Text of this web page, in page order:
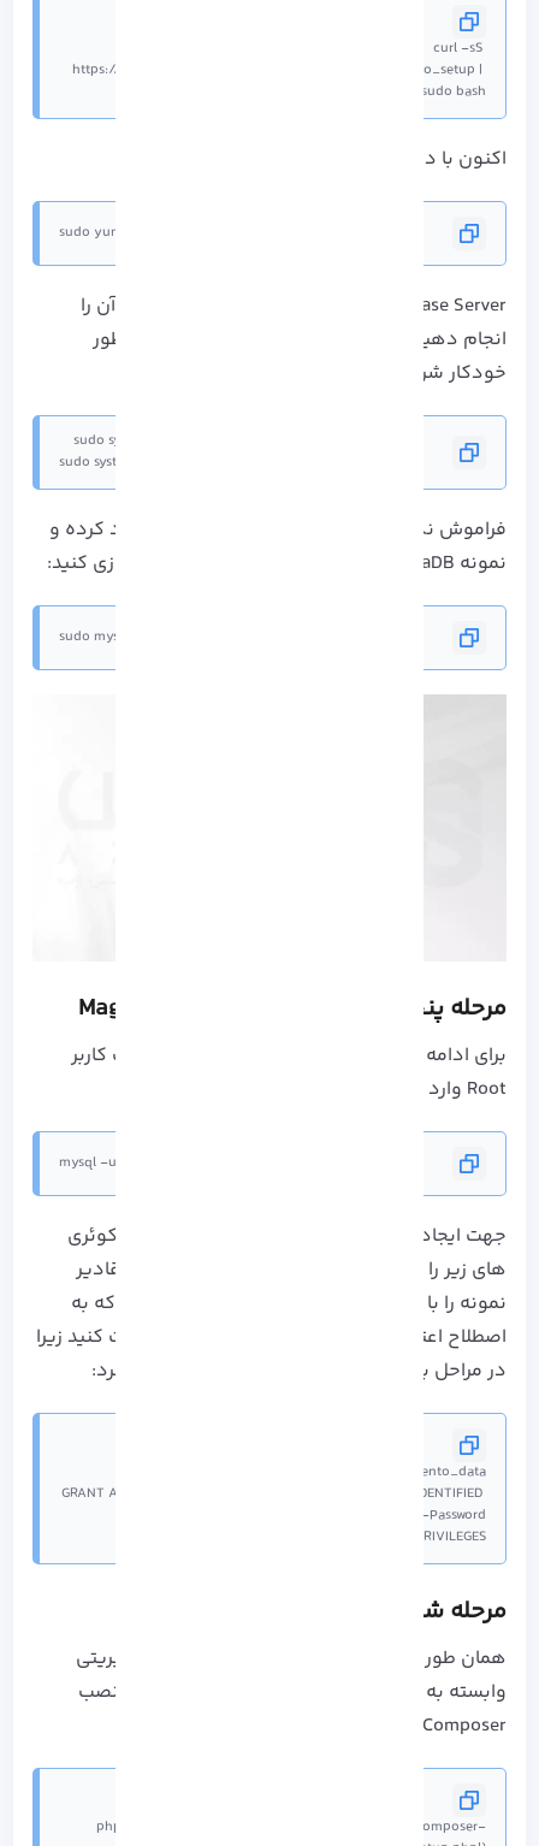
curl -sS
https://downloads.mariadb.com/MariaDB/mariadb_repo_setup |
sudo bash
اکنون با دستور زیر MariaDB را نصب کنید:
sudo yum -y install MariaDB-server MariaDB-client
Database Server را راه اندازی کرده و فعال سازی آن را
انجام دهید تا بتواند در هنگام بوت سیستم به طور
خودکار شروع شود:
sudo systemctl start mariadb
sudo systemctl enable mariadb
فراموش نکنید که لازم است تا رمز عبور root ایجاد کرده و
نمونه MariaDB را از طریق اجرا دستور زیر ایمن سازی کنید:
sudo mysql_secure_installation
مرحله پنجم: ساخت Database برای Mageno
برای ادامه دادن نصب Magento باید به عنوان یک کاربر
Root وارد MariaDB شوید:
mysql -u root -p
جهت ایجاد ایجاد کاربر و پایگاه داده MySQL باید کوئری
های زیر را اجرا کرده و به خاطر داشته باشید که مقادیر
نمونه را با مقادیر واقعی جایگزین کنید. اطلاعاتی که به
اصطلاح اعتبارنامه نیز نامیده می شوند را یادداشت کنید زیرا
در مراحل بعدی نصب به آن ها نیاز پیدا خواهیم کرد:
GRANT ALL ON magento_data.* TO magento@localhost IDENTIFIED
FLUSH PRIVILEGES;
مرحله ششم: نصب Composer
همان طور که اطلاع دارید Composer یک ابزار مدیریتی
وابسته به PHP می باشد که می توانید اسکریپت نصب
Composer را از طریق زیر دریافت کنید:
php -r "copy('https://getcomposer.org/installer', 'composer-